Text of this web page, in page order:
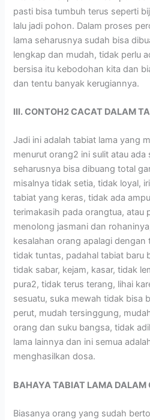
pasti bisa tumbuh terus seperti
lalu jadi pohon. Dalam proses
lama seharusnya sudah bisa
lengkap dan mudah, tidak perlu
bersisa itu kebodohan kita dan
dan tentu banyak kerugiannya.
III. CONTOH2 CACAT DALAM
Jadi ini adalah tabiat lama yang
menurut orang2 ini sulit atau
seharusnya bisa dibuang total
misalnya tidak setia, tidak loyal,
tabiat yang keras, tidak ada
terimakasih pada orangtua, atau
menolong jasmani dan
kesalahan orang apalagi
tidak tuntas, padahal tabiat baru
tidak sabar, kejam, kasar, tidak
pura2, tidak terus terang, lihai
sesuatu, suka mewah tidak bisa
perut, mudah tersinggung,
orang dan suku bangsa, tidak
lama lainnya dan ini semua
menghasilkan dosa.
BAHAYA TABIAT LAMA DALAM
Biasanya orang yang sudah